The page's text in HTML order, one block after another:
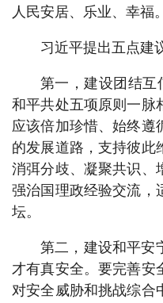
人民安居、乐业、幸福。
习近平提出五点建
第一，建设团结互
和平共处五项原则一脉
应该倍加珍惜、始终遵
的发展道路，支持彼此
消弭分歧、凝聚共识、
强治国理政经验交流，
坛。
第二，建设和平安
才有真安全。要完善安
对安全威胁和挑战综合